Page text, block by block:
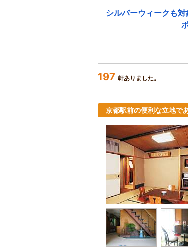
シルバーウィークも
197 軒ありました。
京都駅前の便利な立地で